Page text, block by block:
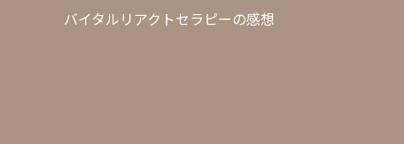
バイタルリアクトセラピーの感想